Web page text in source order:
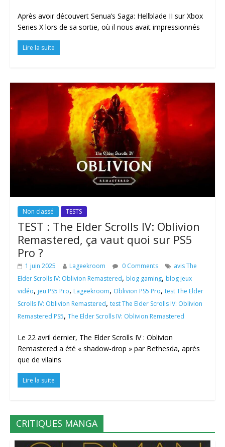
Après avoir découvert Senua’s Saga: Hellblade II sur Xbox
Series X lors de sa sortie, où il nous avait impressionnés
Lire la suite
Non classé TESTS
TEST : The Elder Scrolls IV: Oblivion
Remastered, ça vaut quoi sur PS5
Pro ?
1 juin 2025 Lageekroom 0 Comments
avis The
Elder Scrolls IV: Oblivion Remastered, blog gaming, blog jeux
vidéo, jeu PS5 Pro, Lageekroom, Oblivion PS5 Pro, test The Elder
Scrolls IV: Oblivion Remastered, test The Elder Scrolls IV: Oblivion
Remastered PS5, The Elder Scrolls IV: Oblivion Remastered
Le 22 avril dernier, The Elder Scrolls IV : Oblivion
Remastered a été « shadow-drop » par Bethesda, après
que de vilains
Lire la suite
CRITIQUES MANGA